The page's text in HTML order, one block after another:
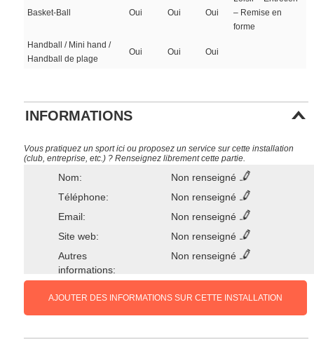
Basket-Ball Oui Oui Oui
– Remise en
forme
Handball / Mini hand /
Handball de plage
Oui Oui Oui
INFORMATIONS
Vous pratiquez un sport ici ou proposez un service sur cette installation
(club, entreprise, etc.) ? Renseignez librement cette partie.
Nom:
Non renseigné
Téléphone:
Non renseigné
Email:
Non renseigné
Site web:
Non renseigné
Autres
informations:
Non renseigné
AJOUTER DES INFORMATIONS SUR CETTE INSTALLATION